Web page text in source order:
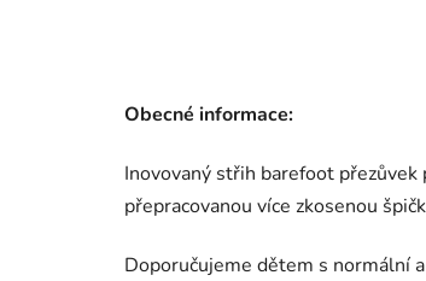
Obecné informace:
Inovovaný střih barefoot
přepracovanou více zkosenou
Doporučujeme dětem s normální